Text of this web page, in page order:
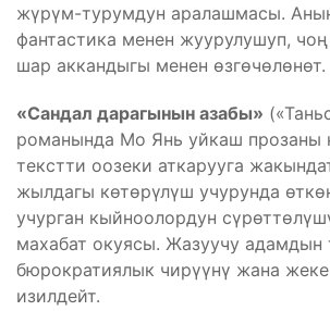
жүрүм-турумдун аралашмасы.
фантастика менен жуурулушуп,
шар аккандыгы менен өзгөчөлөнөт.
«Сандал дарагынын азабы»
романында Мо Янь уйкаш прозаны
текстти оозеки аткарууга
жылдагы көтөрүлүш учурунда
учурган кыйноолордун
махабат окуясы. Жазуучу адамдын
бюрократиялык чирүүнү жана
изилдейт.